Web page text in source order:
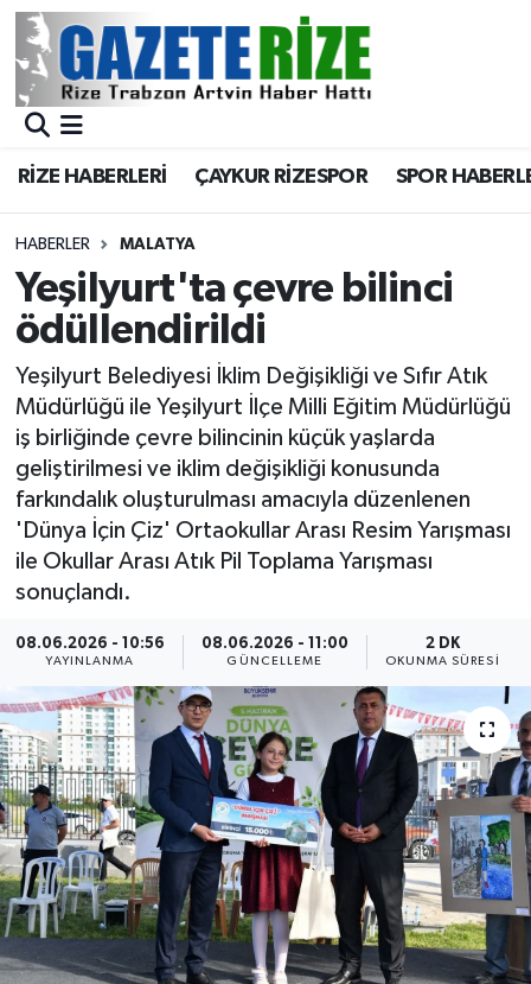
RİZE HABERLERİ ÇAYKUR RİZESPOR SPOR
HABERLER MALATYA
Yeşilyurt'ta çevre bilinci
ödüllendirildi
Yeşilyurt Belediyesi İklim Değişikliği ve Sıfır Atık
Müdürlüğü ile Yeşilyurt İlçe Milli Eğitim Müdürlüğü
iş birliğinde çevre bilincinin küçük yaşlarda
geliştirilmesi ve iklim değişikliği konusunda
farkındalık oluşturulması amacıyla düzenlenen
'Dünya İçin Çiz' Ortaokullar Arası Resim Yarışması
ile Okullar Arası Atık Pil Toplama Yarışması
sonuçlandı.
08.06.2026 - 10:56
YAYINLANMA
08.06.2026 - 11:00
GÜNCELLEME
2 DK
OKUNMA SÜRESI
BÖLGEMİZ
Asayiş
Rize Jandarma Komutanlığı
Bilim Teknoloji
Bölge
Advertising news
Canlı Maç
ÇEVRE
Dış Haberler
Dünya
EĞİTİM
EKONOMİ
English News
Finans
Merkez Nöbetçi Eczaneler
Merkez Trafik Yoğunluk Haritası
Süper Lig Puan Durumu ve Fikstür
Tüm Manşetler
Son Dakika Haberleri
Haber Arşivi